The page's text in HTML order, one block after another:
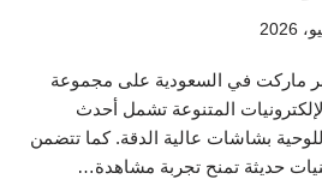
ماركت في السعودية على مجموعة
المتنوعة تشمل أحدث
بشاشات عالية الدقة. كما تتضمن
حديثة تمنح تجربة مشاهدة…